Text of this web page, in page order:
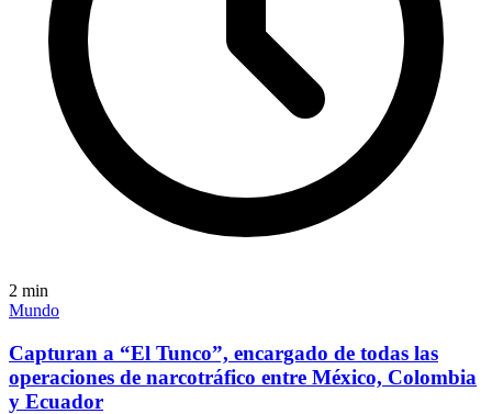
2 min
Mundo
Capturan a “El Tunco”, encargado de todas las
operaciones de narcotráfico entre México, Colombia
y Ecuador